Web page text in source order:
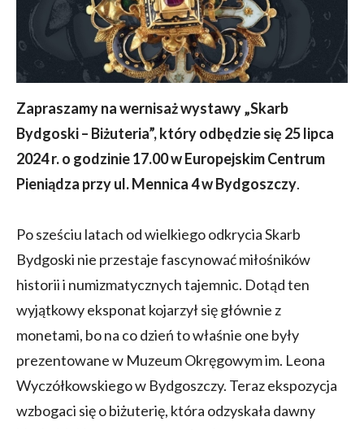
Zapraszamy na wernisaż wystawy „Skarb
Bydgoski – Biżuteria”, który odbędzie się 25 lipca
2024 r. o godzinie 17.00 w Europejskim Centrum
Pieniądza przy ul. Mennica 4 w Bydgoszczy.
Po sześciu latach od wielkiego odkrycia Skarb
Bydgoski nie przestaje fascynować miłośników
historii i numizmatycznych tajemnic. Dotąd ten
wyjątkowy eksponat kojarzył się głównie z
monetami, bo na co dzień to właśnie one były
prezentowane w Muzeum Okręgowym im. Leona
Wyczółkowskiego w Bydgoszczy. Teraz ekspozycja
wzbogaci się o biżuterię, która odzyskała dawny